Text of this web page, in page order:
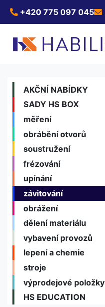
+420 775 097 045
AKČNÍ NABÍDKY
SADY HS BOX
měření
obrábění otvorů
soustružení
frézování
upínání
závitování
obrážení
dělení materiálu
vybavení provozů
lepení a chemie
stroje
výprodejové položky
HS EDUCATION